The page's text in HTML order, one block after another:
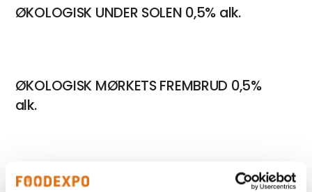
ØKOLOGISK UNDER SOLEN 0,5% alk.
ØKOLOGISK MØRKETS FREMBRUD 0,5%
alk.
ØKOLOGISK LANDØL 2% alk.